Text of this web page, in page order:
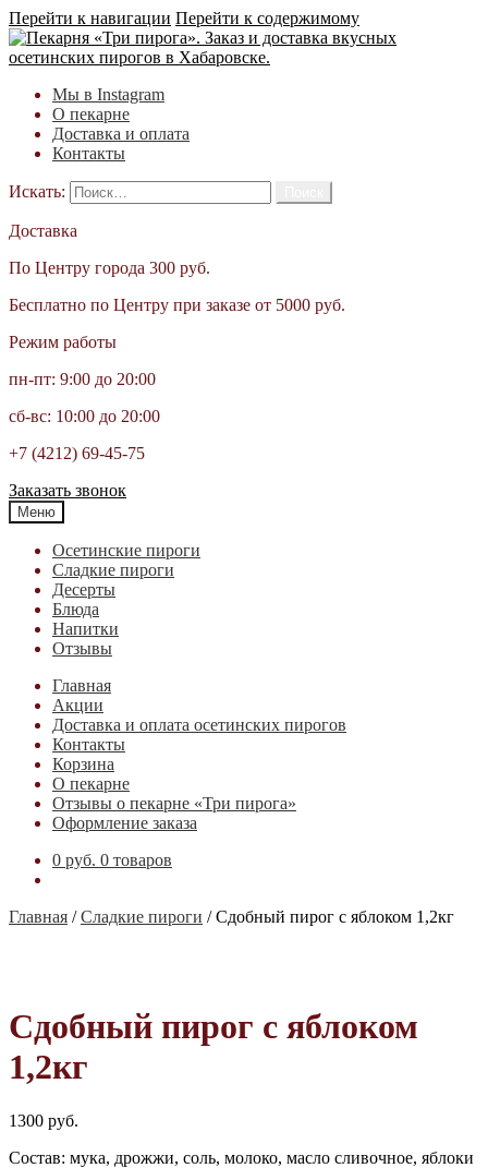
Перейти к навигации Перейти к содержимому
Мы в Instagram
О пекарне
Доставка и оплата
Контакты
Искать:
Доставка
По Центру города 300 руб.
Бесплатно по Центру при заказе от 5000 руб.
Режим работы
пн-пт: 9:00 до 20:00
сб-вс: 10:00 до 20:00
+7 (4212) 69-45-75
Заказать звонок
Меню
Осетинские пироги
Cладкие пироги
Десерты
Блюда
Напитки
Отзывы
Главная
Акции
Доставка и оплата осетинских пирогов
Контакты
Корзина
О пекарне
Отзывы о пекарне «Три пирога»
Оформление заказа
0 руб. 0 товаров
Главная /Cладкие пироги /Сдобный пирог с яблоком 1,2кг
Сдобный пирог с яблоком
1,2кг
1300 руб.
Состав: мука, дрожжи, соль, молоко, масло сливочное, яблоки